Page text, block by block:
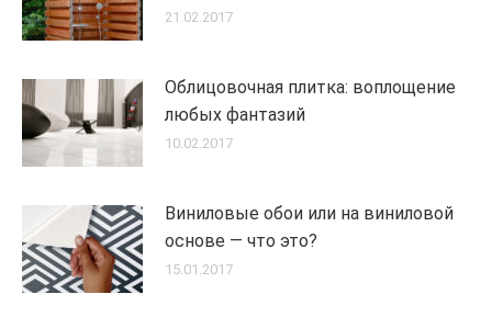
21.02.2017
Облицовочная плитка: воплощение
любых фантазий
10.02.2017
Виниловые обои или на виниловой
основе — что это?
15.01.2017